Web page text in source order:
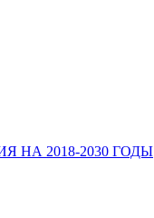
2018-2030 ГОДЫ